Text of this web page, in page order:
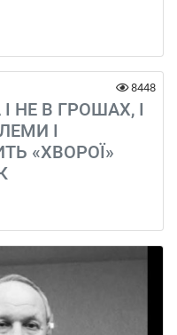
8448
НЕ В ГРОШАХ, І
І
«ХВОРОЇ»